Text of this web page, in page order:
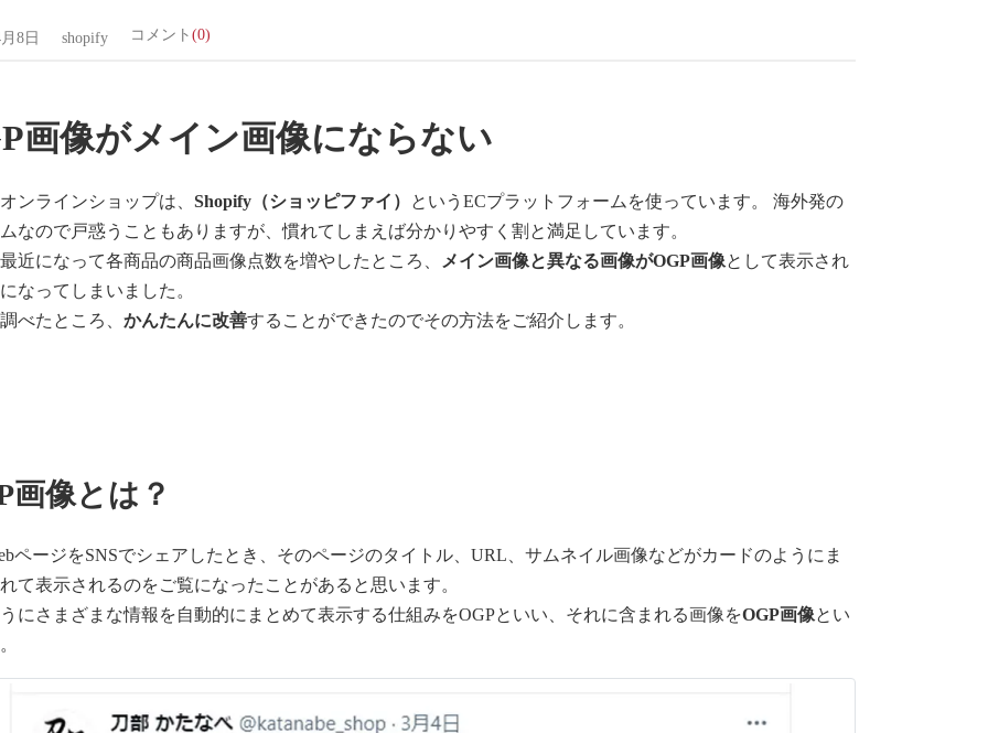
8日 shopify コメント(0)
画像がメイン画像にならない
ンラインショップは、Shopify（ショッピファイ）
というECプラットフォームを使っています。 海外発の
なので戸惑うこともありますが、慣れてしまえば分かりやすく割と満足しています。
近になって各商品の商品画像点数を増やしたところ、
メイン画像と異なる画像がOGP画像として表示され
なってしまいました。
べたところ、かんたんに改善することができたのでその方法をご紹介します。
画像とは？
ページをSNSでシェアしたとき、そのページのタイトル、URL、サムネイル画像などがカードのようにま
て表示されるのをご覧になったことがあると思います。
にさまざまな情報を自動的にまとめて表示する仕組みをOGPといい、それに含まれる画像をOGP画像とい